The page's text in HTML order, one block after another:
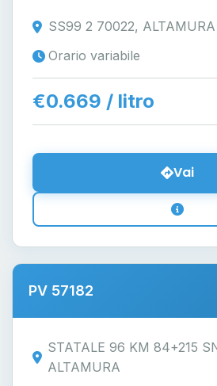
SS99 2 70022, ALTAMURA
Orario variabile
€0.669 / litro
Vai
PV 57182
STATALE 96 KM 84+215
ALTAMURA